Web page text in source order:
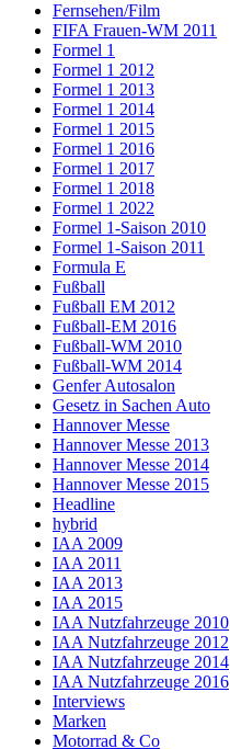
Fernsehen/Film
FIFA Frauen-WM 2011
Formel 1
Formel 1 2012
Formel 1 2013
Formel 1 2014
Formel 1 2015
Formel 1 2016
Formel 1 2017
Formel 1 2018
Formel 1 2022
Formel 1-Saison 2010
Formel 1-Saison 2011
Formula E
Fußball
Fußball EM 2012
Fußball-EM 2016
Fußball-WM 2010
Fußball-WM 2014
Genfer Autosalon
Gesetz in Sachen Auto
Hannover Messe
Hannover Messe 2013
Hannover Messe 2014
Hannover Messe 2015
Headline
hybrid
IAA 2009
IAA 2011
IAA 2013
IAA 2015
IAA Nutzfahrzeuge 2010
IAA Nutzfahrzeuge 2012
IAA Nutzfahrzeuge 2014
IAA Nutzfahrzeuge 2016
Interviews
Marken
Motorrad & Co